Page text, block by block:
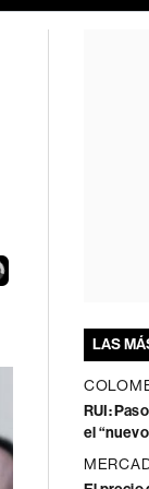
LAS
RUI:
el